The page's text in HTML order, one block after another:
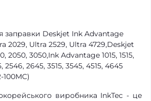
заправки Deskjet Ink Advantage
2029, Ultra 2529, Ultra 4729,Deskjet
2050, 3050,Ink Advantage 1015, 1515,
2546, 2645, 3515, 3545, 4515, 4645
100MC)
виробника InkTec - це